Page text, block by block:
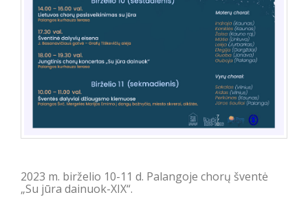
2023 m. birželio 10-11 d. Palangoje chorų šventė
„Su jūra dainuok-XIX“.